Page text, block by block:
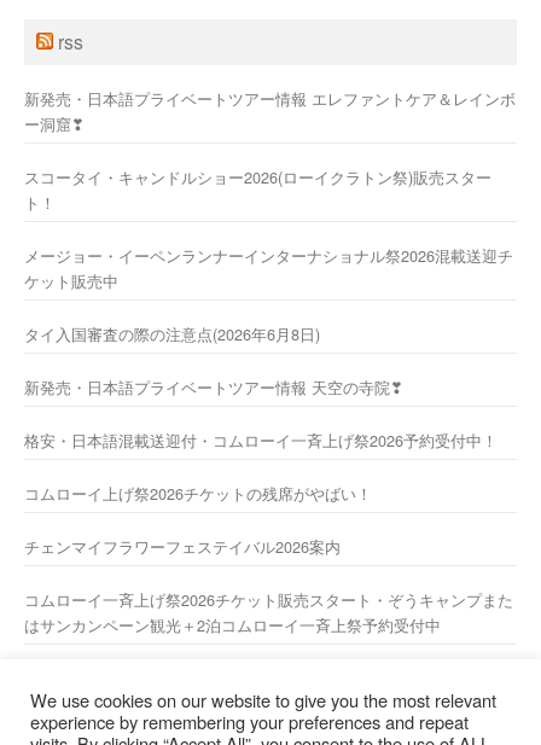
rss
新発売・日本語プライベートツアー情報 エレファントケア＆レインボ
ー洞窟❣
スコータイ・キャンドルショー2026(ローイクラトン祭)販売スター
ト！
メージョー・イーペンランナーインターナショナル祭2026混載送迎チ
ケット販売中
タイ入国審査の際の注意点(2026年6月8日)
新発売・日本語プライベートツアー情報 天空の寺院❣
格安・日本語混載送迎付・コムローイ一斉上げ祭2026予約受付中！
コムローイ上げ祭2026チケットの残席がやばい！
チェンマイフラワーフェステイバル2026案内
コムローイ一斉上げ祭2026チケット販売スタート・ぞうキャンプまた
はサンカンペーン観光＋2泊コムローイ一斉上祭予約受付中
We use cookies on our website to give you the most relevant
experience by remembering your preferences and repeat